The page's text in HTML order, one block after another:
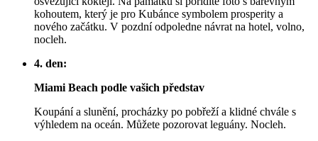
kohoutem, který je pro Kubánce symbolem prosperity a
nového začátku. V pozdní odpoledne návrat na hotel, volno,
nocleh.
4. den:
Miami Beach podle vašich představ
Koupání a slunění, procházky po pobřeží a klidné chvále s
výhledem na oceán. Můžete pozorovat leguány. Nocleh.